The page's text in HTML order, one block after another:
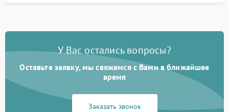
У Вас остались вопросы?
Оставьте заявку, мы свяжемся с Вами в ближайшее
время
Заказать звонок